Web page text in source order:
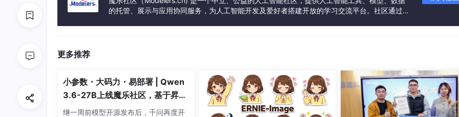
的托管、展示与应用协同服务，为人工智能开发及爱好者搭建开放的学习交流平台。社区通过理
更多推荐
小参数・大码力・易部署 | Qwen
3.6-27B上线魔乐社区，基于昇腾
的部署教程来了
继一周前模型开源发布后，千问再度开